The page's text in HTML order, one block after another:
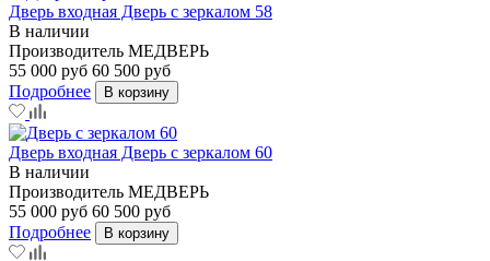
Дверь входная Дверь с зеркалом 58
В наличии
Производитель МЕДВЕРЬ
55 000 руб 60 500 руб
Подробнее
В корзину
Дверь входная Дверь с зеркалом 60
В наличии
Производитель МЕДВЕРЬ
55 000 руб 60 500 руб
Подробнее
В корзину